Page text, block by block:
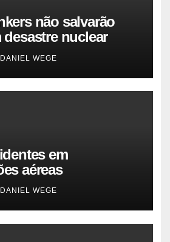
não salvarão
nuclear
DANIEL WEGE
em
aéreas
DANIEL WEGE